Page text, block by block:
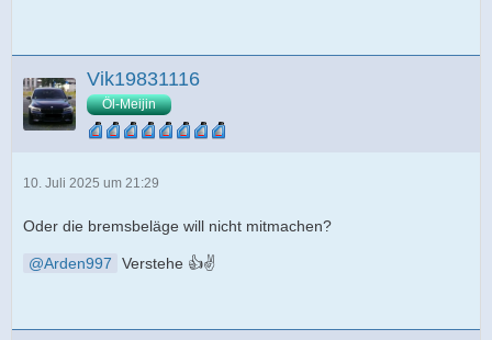
Vik19831116
Öl-Meijin
10. Juli 2025 um 21:29
Oder die bremsbeläge will nicht mitmachen?
Arden997 Verstehe 👍✌️